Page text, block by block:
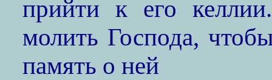
прийти к его
молить Господа,
память о ней